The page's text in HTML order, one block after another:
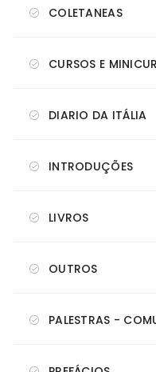
COLETANEAS
CURSOS E
DIARIO DA ITÁLIA
INTRODUÇÕES
LIVROS
OUTROS
PALESTRAS -